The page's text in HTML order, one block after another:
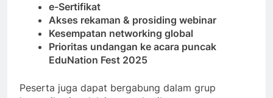
e-Sertifikat
Akses rekaman & prosiding webinar
Kesempatan networking global
Prioritas undangan ke acara puncak
EduNation Fest 2025
Peserta juga dapat bergabung dalam grup